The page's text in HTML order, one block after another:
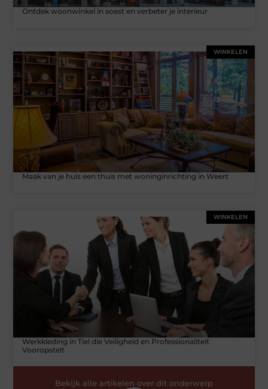
Ontdek woonwinkel in soest en verbeter je interieur
WINKELEN
Maak van je huis een thuis met woninginrichting in Weert
WINKELEN
Werkkleding in Tiel die Veiligheid en Professionaliteit
Vooropstelt
Bekijk alle artikelen over dit onderwerp